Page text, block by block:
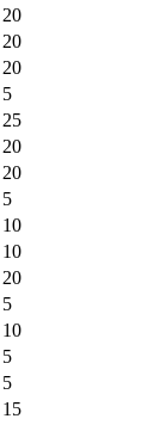
20
20
20
5
25
20
20
5
10
10
20
5
10
5
5
15